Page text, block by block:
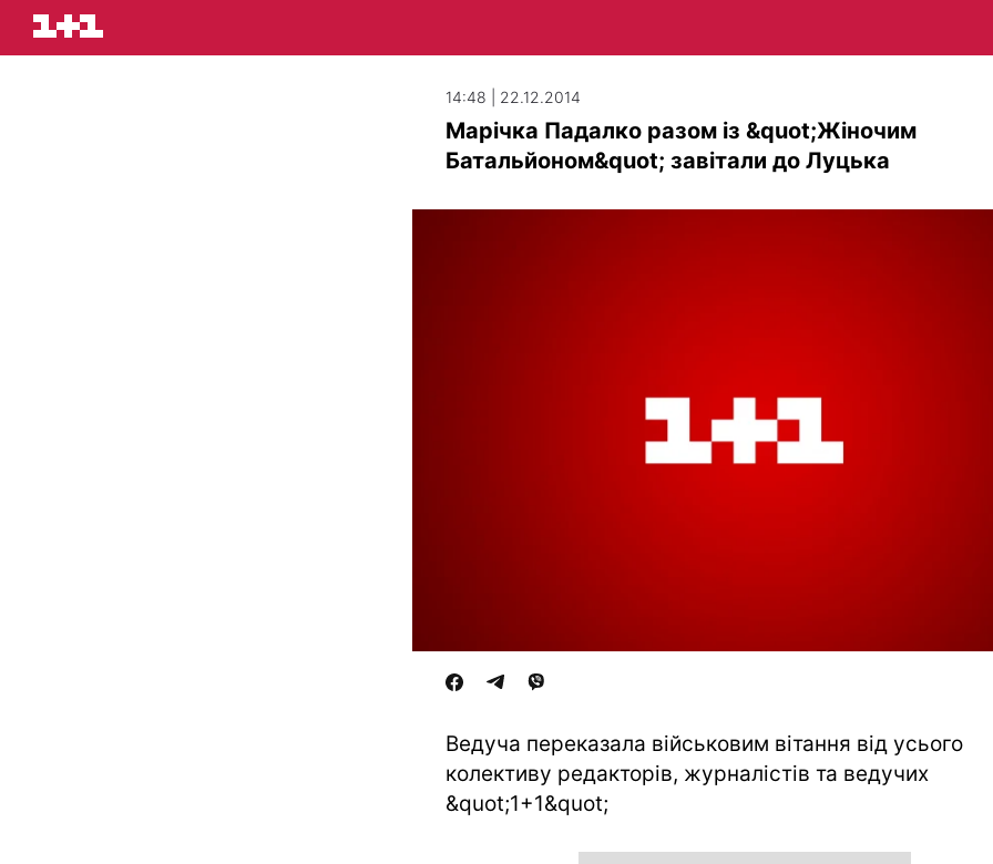
14:48 | 22.12.2014
Марічка Падалко разом із &quot;Жіночим
Батальйоном&quot; завітали до Луцька
Ведуча переказала військовим вітання від усього
колективу редакторів, журналістів та ведучих
&quot;1+1&quot;